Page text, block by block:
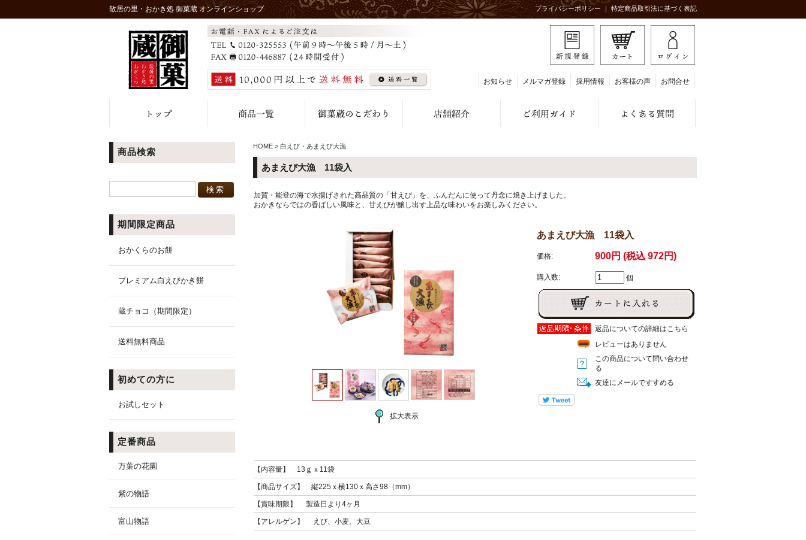
散居の里・おかき処 御菓蔵 オンラインショップ プライバシーポリシー ｜ 特定商品取引法に基づく表記
お知らせ メルマガ登録 採用情報 お客様の声 お問合せ
商品検索
期間限定商品
おかくらのお餅
プレミアム白えびかき餅
蔵チョコ（期間限定）
送料無料商品
初めての方に
お試しセット
定番商品
万葉の花園
紫の物語
富山物語
HOME > 白えび・あまえび大漁
あまえび大漁 11袋入
加賀・能登の海で水揚げされた高品質の「甘えび」を、ふんだんに使って丹念に焼き上げました。
おかきならではの香ばしい風味と、甘えびが醸し出す上品な味わいをお楽しみください。
拡大表示
あまえび大漁 11袋入
価格: 900円 (税込 972円)
購入数: 個
返品についての詳細はこちら
レビューはありません
この商品について問い合わせ
る
友達にメールですすめる
【内容量】 13ｇｘ11袋
【商品サイズ】 縦225ｘ横130ｘ高さ98（mm）
【賞味期限】 製造日より4ヶ月
【アレルゲン】 えび、小麦、大豆